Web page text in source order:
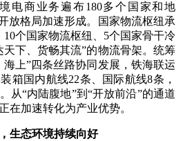
电商业务遍布180多个国家和地
放格局加速形成。国家物流枢纽承
个国家物流枢纽、5个国家骨干冷
下、货畅其流”的物流骨架。统筹
上”四条丝路协同发展，铁海联运
箱国内航线22条、国际航线8条，
从“内陆腹地”到“开放前沿”的通道
在加速转化为产业优势。
生态环境持续向好